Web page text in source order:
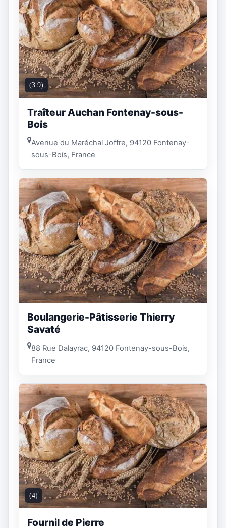
(3.9)
Traîteur Auchan Fontenay-sous-
Bois
Avenue du Maréchal Joffre, 94120 Fontenay-
sous-Bois, France
Boulangerie-Pâtisserie Thierry
Savaté
88 Rue Dalayrac, 94120 Fontenay-sous-Bois,
France
(4)
Fournil de Pierre